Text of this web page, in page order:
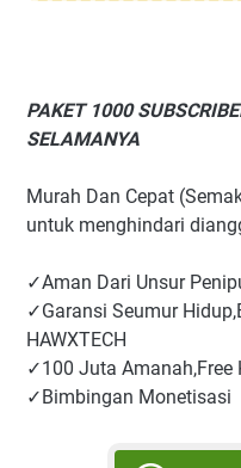
PAKET 1000
SELAMANYA
Murah Dan Cepat
untuk menghindari
✓Aman Dari Unsur
✓Garansi Seumur
HAWXTECH
✓100 Juta Amanah,Free
✓Bimbingan Monetisasi